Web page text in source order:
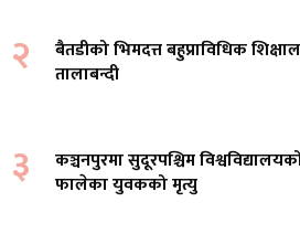
२
बैतडीको भिमदत्त बहुप्राविधिक
तालाबन्दी
३
कञ्चनपुरमा सुदूरपश्चिम
फालेका युवकको मृत्यु